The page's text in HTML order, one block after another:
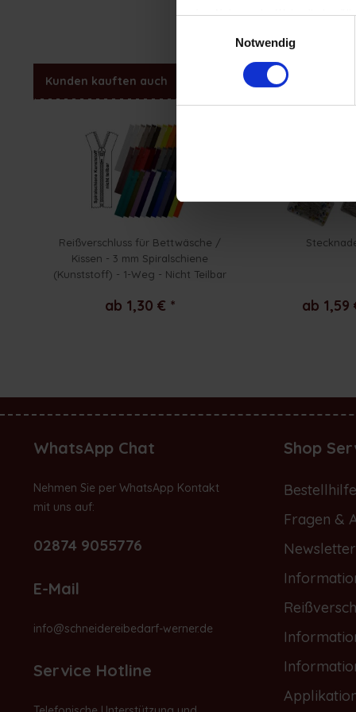
(zur Nutzung der Webseite
Impressum|
Notwendig
Kunden kauften auch Kunden haben sich
Reißverschluss für Bettwäsche /
Kissen - 3 mm Spiralschiene
(Kunststoff) - 1-Weg - Nicht Teilbar
ab 1,30 € * ab 1,59
WhatsApp Chat
Nehmen Sie per WhatsApp Kontakt
mit uns auf:
02874 9055776
E-Mail
info@schneidereibedarf-werner.de
Service Hotline
Shop
Bestellhilfe
Fragen &
Newsletter